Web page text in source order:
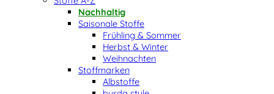
Nachhaltig
Saisonale Stoffe
Frühling & Sommer
Herbst & Winter
Weihnachten
Stoffmarken
Albstoffe